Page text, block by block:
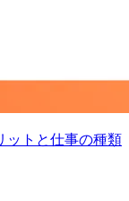
ットと仕事の種類